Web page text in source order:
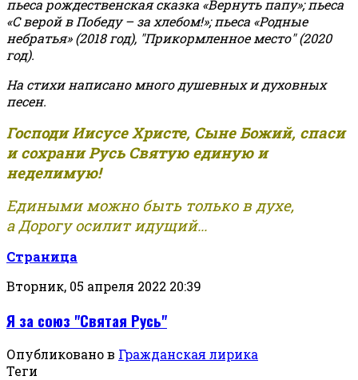
пьеса рождественская сказка «Вернуть папу»; пьеса
«С верой в Победу – за хлебом!»;пьеса «Родные
небратья» (2018 год), "Прикормленное место" (2020
год).
На стихи написано много душевных и духовных
песен.
Господи Иисусе Христе, Сыне Божий, спаси
и сохрани Русь Святую единую и
неделимую!
Едиными можно быть только в духе,
а Дорогу осилит идущий...
Страница
Вторник, 05 апреля 2022 20:39
Я за союз "Святая Русь"
Опубликовано в Гражданская лирика
Теги